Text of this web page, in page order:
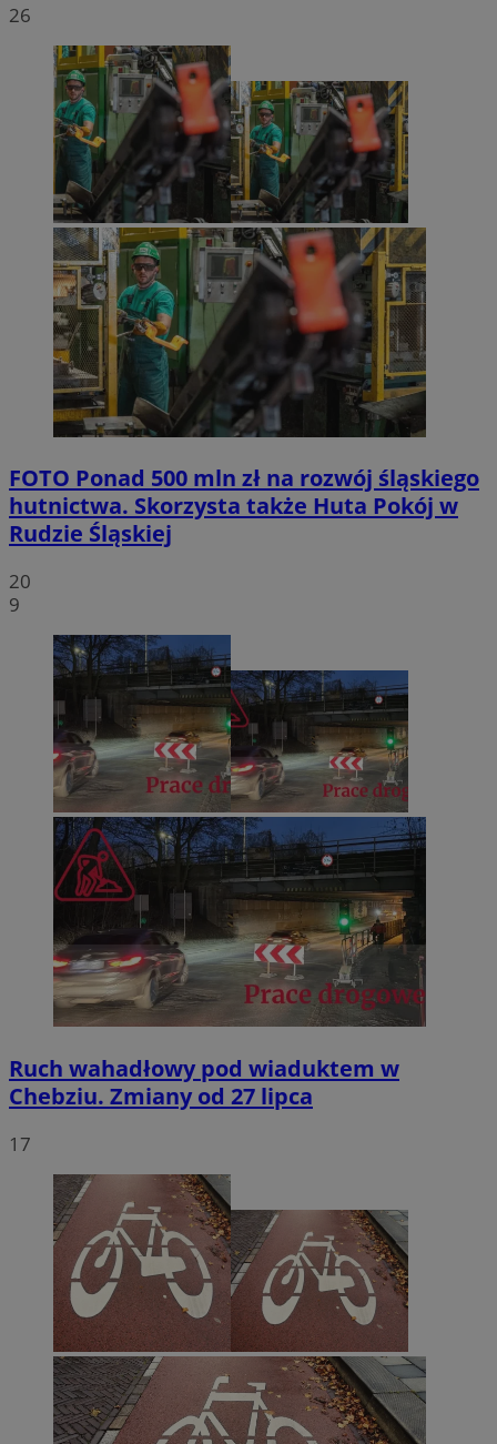
26
FOTO Ponad 500 mln zł na rozwój śląskiego
hutnictwa. Skorzysta także Huta Pokój w
Rudzie Śląskiej
20
9
Ruch wahadłowy pod wiaduktem w
Chebziu. Zmiany od 27 lipca
17